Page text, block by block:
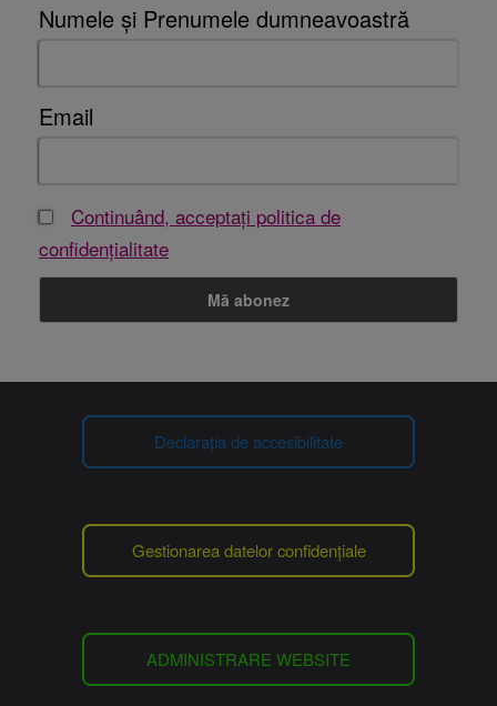
Numele și Prenumele dumneavoastră
Email
Continuând, acceptați politica de
confidențialitate
Declarația de accesibilitate
Gestionarea datelor confidențiale
ADMINISTRARE WEBSITE